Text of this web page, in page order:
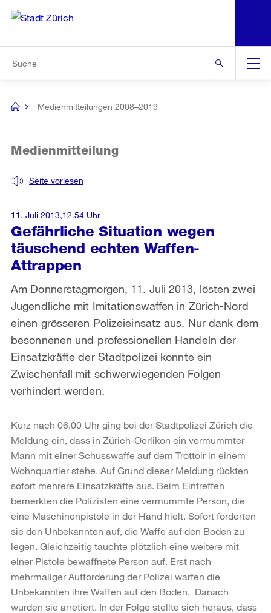
Navigation
[no
Medienmitteilungen 2008–2019
Gefährliche Situation wegen
täuschend echten Waffen-
Attrappen
Seite vorlesen
Medienmitteilung
Am Donnerstagmorgen, 11. Juli 2013, lösten zwei
Jugendliche mit Imitationswaffen in Zürich-Nord
einen grösseren Polizeieinsatz aus. Nur dank dem
besonnenen und professionellen Handeln der
Einsatzkräfte der Stadtpolizei konnte ein
Zwischenfall mit schwerwiegenden Folgen
verhindert werden.
11. Juli 2013,12.54 Uhr
Kurz nach 06.00 Uhr ging bei der Stadtpolizei Zürich die
Meldung ein, dass in Zürich-Oerlikon ein vermummter
Mann mit einer Schusswaffe auf dem Trottoir in einem
Wohnquartier stehe. Auf Grund dieser Meldung rückten
sofort mehrere Einsatzkräfte aus. Beim Eintreffen
bemerkten die Polizisten eine vermummte Person, die
eine Maschinenpistole in der Hand hielt. Sofort forderten
sie den Unbekannten auf, die Waffe auf den Boden zu
legen. Gleichzeitig tauchte plötzlich eine weitere mit
einer Pistole bewaffnete Person auf. Erst nach
mehrmaliger Aufforderung der Polizei warfen die
Unbekannten ihre Waffen auf den Boden. Danach
wurden sie arretiert. In der Folge stellte sich heraus, dass